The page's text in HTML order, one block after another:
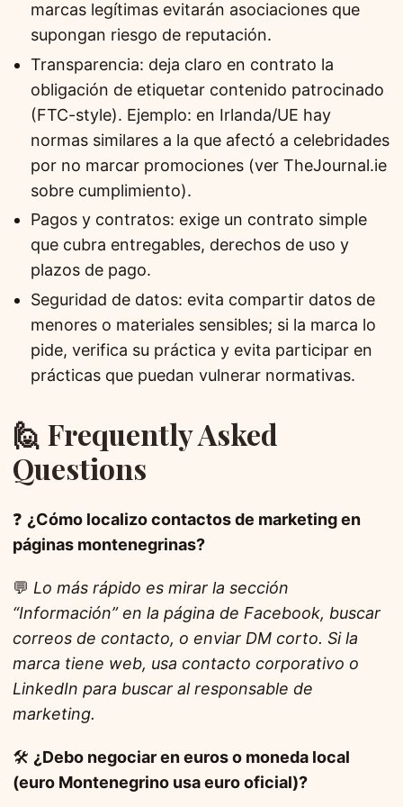
marcas legítimas evitarán asociaciones que
supongan riesgo de reputación.
Transparencia: deja claro en contrato la
obligación de etiquetar contenido patrocinado
(FTC-style). Ejemplo: en Irlanda/UE hay
normas similares a la que afectó a celebridades
por no marcar promociones (ver TheJournal.ie
sobre cumplimiento).
Pagos y contratos: exige un contrato simple
que cubra entregables, derechos de uso y
plazos de pago.
Seguridad de datos: evita compartir datos de
menores o materiales sensibles; si la marca lo
pide, verifica su práctica y evita participar en
prácticas que puedan vulnerar normativas.
🙋 Frequently Asked
Questions
❓ ¿Cómo localizo contactos de marketing en
páginas montenegrinas?
💬 Lo más rápido es mirar la sección
“Información” en la página de Facebook, buscar
correos de contacto, o enviar DM corto. Si la
marca tiene web, usa contacto corporativo o
LinkedIn para buscar al responsable de
marketing.
🛠️ ¿Debo negociar en euros o moneda local
(euro Montenegrino usa euro oficial)?